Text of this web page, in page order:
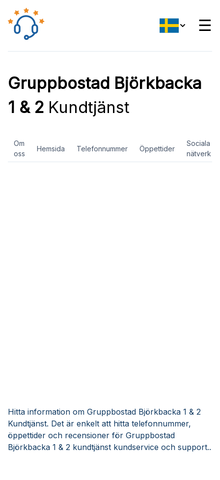
☰
Gruppbostad Björkbacka
1 & 2 Kundtjänst
Om
oss
Hemsida Telefonnummer Öppettider
Sociala
nätverk
Hitta information om Gruppbostad Björkbacka 1 & 2
Kundtjänst. Det är enkelt att hitta telefonnummer,
öppettider och recensioner för Gruppbostad
Björkbacka 1 & 2 kundtjänst kundservice och support..